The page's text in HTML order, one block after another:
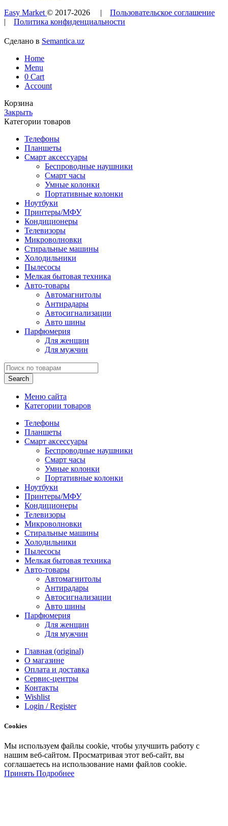
Easy Market © 2017-2026 | Пользовательское соглашение
| Политика конфиденциальности
Сделано в Semantica.uz
Home
Menu
0 Cart
Account
Корзина
Закрыть
Категории товаров
Телефоны
Планшеты
Смарт аксессуары
Беспроводные наушники
Смарт часы
Умные колонки
Портативные колонки
Ноутбуки
Принтеры/МФУ
Кондиционеры
Телевизоры
Микроволновки
Стиральные машины
Холодильники
Пылесосы
Мелкая бытовая техника
Авто-товары
Автомагнитолы
Антирадары
Автосигнализации
Авто шины
Парфюмерия
Для женщин
Для мужчин
Search
Меню сайта
Категории товаров
Телефоны
Планшеты
Смарт аксессуары
Беспроводные наушники
Смарт часы
Умные колонки
Портативные колонки
Ноутбуки
Принтеры/МФУ
Кондиционеры
Телевизоры
Микроволновки
Стиральные машины
Холодильники
Пылесосы
Мелкая бытовая техника
Авто-товары
Автомагнитолы
Антирадары
Автосигнализации
Авто шины
Парфюмерия
Для женщин
Для мужчин
Главная (original)
О магазине
Оплата и доставка
Сервис-центры
Контакты
Wishlist
Login / Register
Cookies
Мы используем файлы cookie, чтобы улучшить работу с
нашим веб-сайтом. Просматривая этот веб-сайт, вы
соглашаетесь на использование нами файлов cookie.
Принять Подробнее